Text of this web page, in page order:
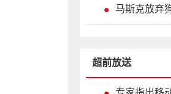
马斯克放弃
超前放送